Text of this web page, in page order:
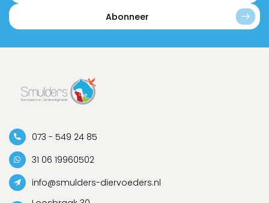
Abonneer
073 - 549 24 85
31 06 19960502
info@smulders-diervoeders.nl